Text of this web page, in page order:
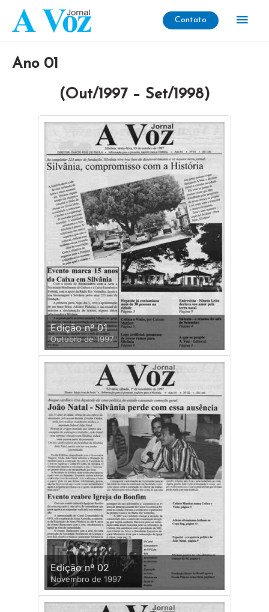
Contato
Ano 01
(Out/1997 – Set/1998)
Edição nº 01
Outubro de 1997
Edição nº 02
Novembro de 1997